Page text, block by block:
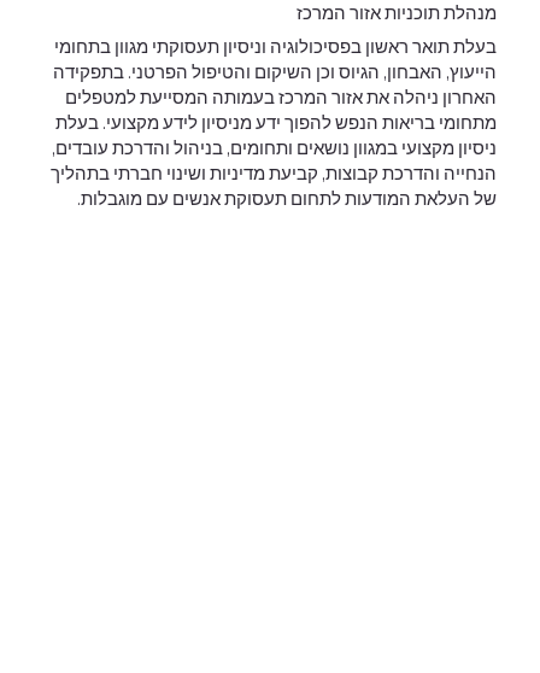
מנהלת תוכניות אזור המרכז
בעלת תואר ראשון בפסיכולוגיה וניסיון תעסוקתי מגוון בתחומי
הייעוץ, האבחון, הגיוס וכן השיקום והטיפול הפרטני. בתפקידה
האחרון ניהלה את אזור המרכז בעמותה המסייעת למטפלים
מתחומי בריאות הנפש להפוך ידע מניסיון לידע מקצועי. בעלת
ניסיון מקצועי במגוון נושאים ותחומים, בניהול והדרכת עובדים,
הנחייה והדרכת קבוצות, קביעת מדיניות ושינוי חברתי בתהליך
של העלאת המודעות לתחום תעסוקת אנשים עם מוגבלות.